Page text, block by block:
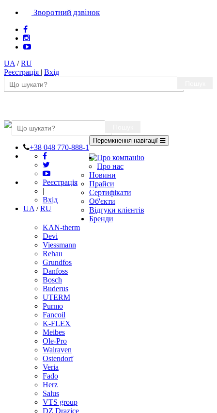
Зворотний дзвінок
UA /RU
Реєстрація | Вхід
+38 048 770-888-1
Реєстрація
|
Вхід
UA /RU
Перемкнення навігації
Про компанію
Про нас
Новини
Прайси
Сертифікати
Об'єкти
Відгуки клієнтів
Бренди
KAN-therm
Devi
Viessmann
Rehau
Grundfos
Danfoss
Bosch
Buderus
UTERM
Purmo
Fancoil
K-FLEX
Meibes
Ole-Pro
Walraven
Ostendorf
Veria
Fado
Herz
Salus
VTS group
DZ Drazice